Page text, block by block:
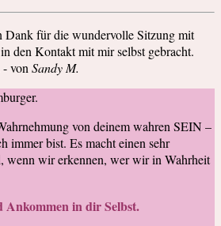
Dank für die wundervolle Sitzung mit
den Kontakt mit mir selbst gebracht.
von Sandy M.
von deinem wahren SEIN –
immer bist. Es macht einen sehr
wenn wir erkennen, wer wir in Wahrheit
Ankommen in dir Selbst.